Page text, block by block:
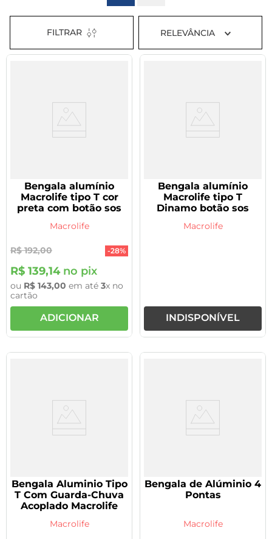
dipirona
8º
tadalafila 5mg
FILTRAR RELEVÂNCIA
Bengala alumínio
Macrolife tipo T cor
preta com botão sos
Macrolife
R$ 192,00 -28%
R$ 139,14no pix
ou R$ 143,00 em até 3x no
cartão
ADICIONAR
Bengala alumínio
Macrolife tipo T
Dinamo botão sos
Macrolife
INDISPONÍVEL
Bengala Aluminio Tipo
T Com Guarda-Chuva
Acoplado Macrolife
Macrolife
Bengala de Alúminio 4
Pontas
Macrolife